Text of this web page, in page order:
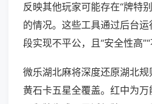
反映其他玩家可能存在“牌特
的情况。这些工具通过后台
段实现不平公，且“安全性高”“
微乐湖北麻将深度还原湖北规
黄石卡五星全覆盖。红中为